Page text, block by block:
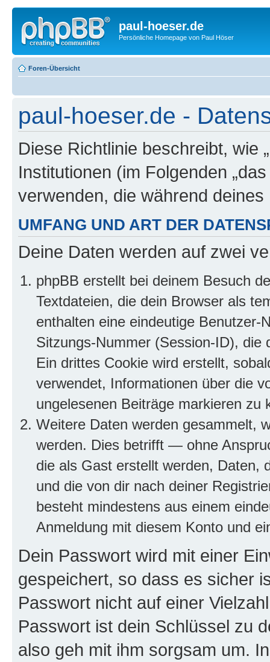
paul-hoeser.de
Persönliche Homepage von Paul Höser
Foren-Übersicht
paul-hoeser.de -
Diese Richtlinie beschreibt, wie
Institutionen (im Folgenden
verwenden, die während
UMFANG UND ART DER
Deine Daten werden auf zwei
phpBB erstellt bei deinem Besuch
Textdateien, die dein Browser als
enthalten eine eindeutige
Sitzungs-Nummer (Session-ID), die
Ein drittes Cookie wird erstellt,
verwendet, Informationen über die
ungelesenen Beiträge markieren zu
Weitere Daten werden gesammelt,
werden. Dies betrifft — ohne
die als Gast erstellt werden, Daten,
und die von dir nach deiner
besteht mindestens aus einem
Anmeldung mit diesem Konto und
Dein Passwort wird mit einer
gespeichert, so dass es sicher
Passwort nicht auf einer
Passwort ist dein Schlüssel zu
also geh mit ihm sorgsam um.